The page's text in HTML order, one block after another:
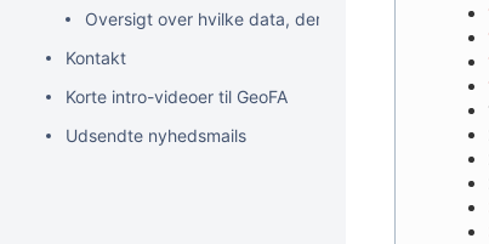
Oversigt over hvilke data, der anvendes og
Kontakt
Korte intro-videoer til GeoFA
Udsendte nyhedsmails